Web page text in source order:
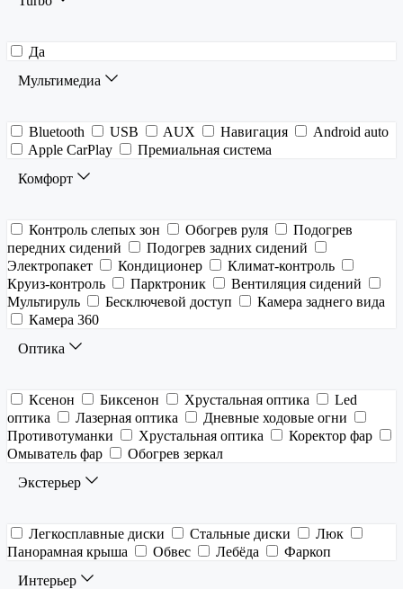
Да
Мультимедиа
Bluetooth USB AUX Навигация
Android auto
Apple CarPlay
Премиальная система
Комфорт
Контроль слепых зон Обогрев руля
Подогрев
передних сидений
Подогрев задних сидений
Электропакет
Кондиционер
Климат-контроль
Круиз-контроль
Парктроник
Вентиляция сидений
Мультируль
Бесключевой доступ
Камера заднего вида
Камера 360
Оптика
Ксенон Биксенон Хрустальная оптика
Led
оптика
Лазерная оптика
Дневные ходовые огни
Противотуманки
Хрустальная оптика
Коректор фар
Омыватель фар
Обогрев зеркал
Экстерьер
Легкосплавные диски Стальные диски
Люк
Панорамная крыша
Обвес Лебёда
Фаркоп
Интерьер